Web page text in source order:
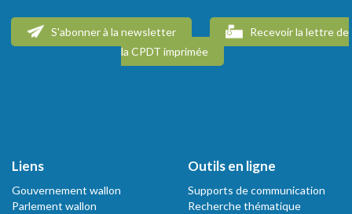
S'abonner à la newsletter
Recevoir la lettre de
la CPDT imprimée
Liens
Gouvernement wallon
Parlement wallon
Outils en ligne
Supports de communication
Recherche thématique